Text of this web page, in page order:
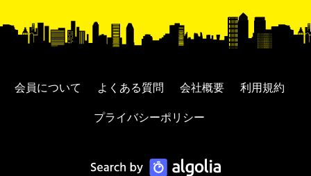
会員について よくある質問 会社概要 利用規約
プライバシーポリシー